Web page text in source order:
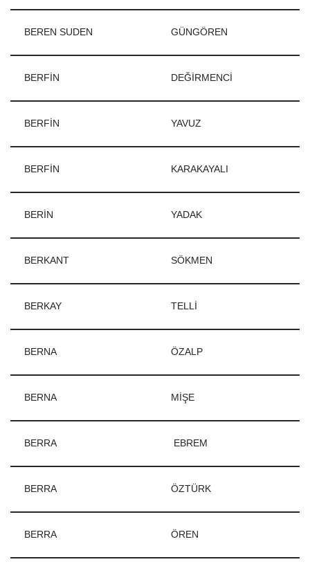
BEREN SUDEN GÜNGÖREN
BERFİN DEĞİRMENCİ
BERFİN YAVUZ
BERFİN KARAKAYALI
BERİN YADAK
BERKANT SÖKMEN
BERKAY TELLİ
BERNA ÖZALP
BERNA MİŞE
BERRA EBREM
BERRA ÖZTÜRK
BERRA ÖREN